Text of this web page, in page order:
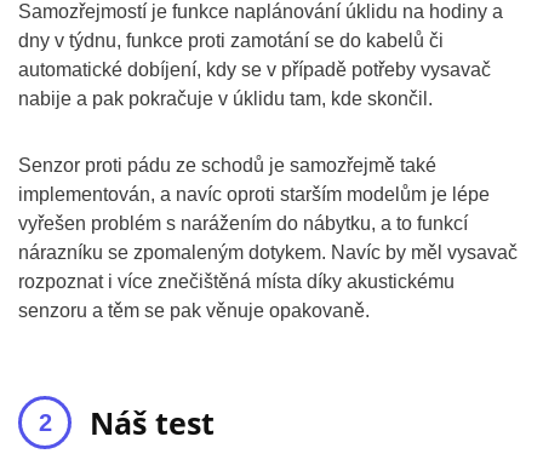
Samozřejmostí je funkce naplánování úklidu na hodiny a
dny v týdnu, funkce proti zamotání se do kabelů či
automatické dobíjení, kdy se v případě potřeby vysavač
nabije a pak pokračuje v úklidu tam, kde skončil.
Senzor proti pádu ze schodů je samozřejmě také
implementován, a navíc oproti starším modelům je lépe
vyřešen problém s narážením do nábytku, a to funkcí
nárazníku se zpomaleným dotykem. Navíc by měl vysavač
rozpoznat i více znečištěná místa díky akustickému
senzoru a těm se pak věnuje opakovaně.
Náš test